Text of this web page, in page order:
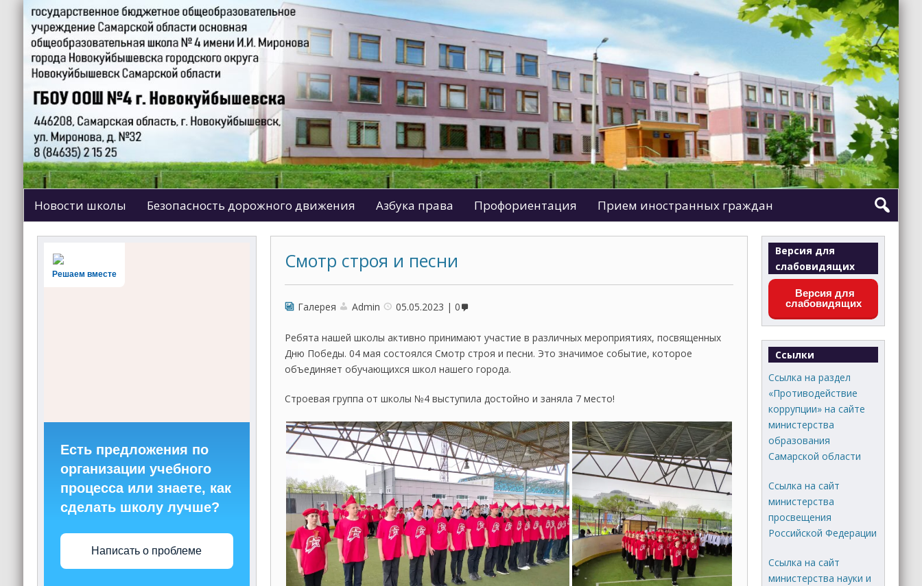
Новости школы Безопасность дорожного движения Азбука права Профориентация Прием иностранных граждан
Смотр строя и песни
Галерея Admin 05.05.2023 0
Ребята нашей школы активно принимают участие в различных мероприятиях, посвященных
Дню Победы. 04 мая состоялся Смотр строя и песни. Это значимое событие, которое
объединяет обучающихся школ нашего города.
Строевая группа от школы №4 выступила достойно и заняла 7 место!
Решаем вместе
Есть предложения по
организации учебного
процесса или знаете, как
сделать школу лучше?
Написать о проблеме
Версия для
слабовидящих
Версия для
слабовидящих
Ссылки
Ссылка на раздел
«Противодействие
коррупции» на сайте
министерства
образования
Самарской области
Ссылка на сайт
министерства
просвещения
Российской Федерации
Ссылка на сайт
министерства науки и